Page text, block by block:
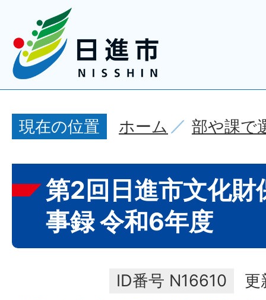
現在の位置 ホーム 部や課で
第2回日進市文化財
事録 令和6年度
ID番号 N16610
更